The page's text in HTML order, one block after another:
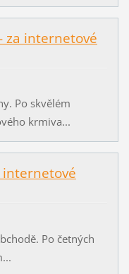
- za internetové
Po skvělém
krmiva...
internetové
Po četných